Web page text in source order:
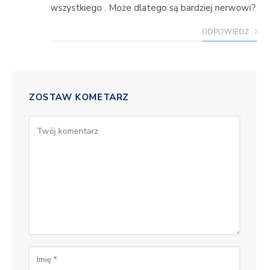
wszystkiego . Może dlatego są bardziej nerwowi?
ODPOWIEDZ
ZOSTAW KOMETARZ